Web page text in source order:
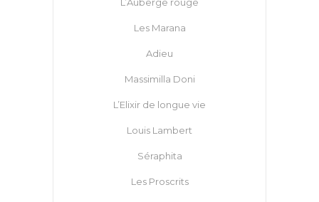
Les Marana
Adieu
Massimilla Doni
L’Elixir de longue vie
Louis Lambert
Séraphita
Les Proscrits